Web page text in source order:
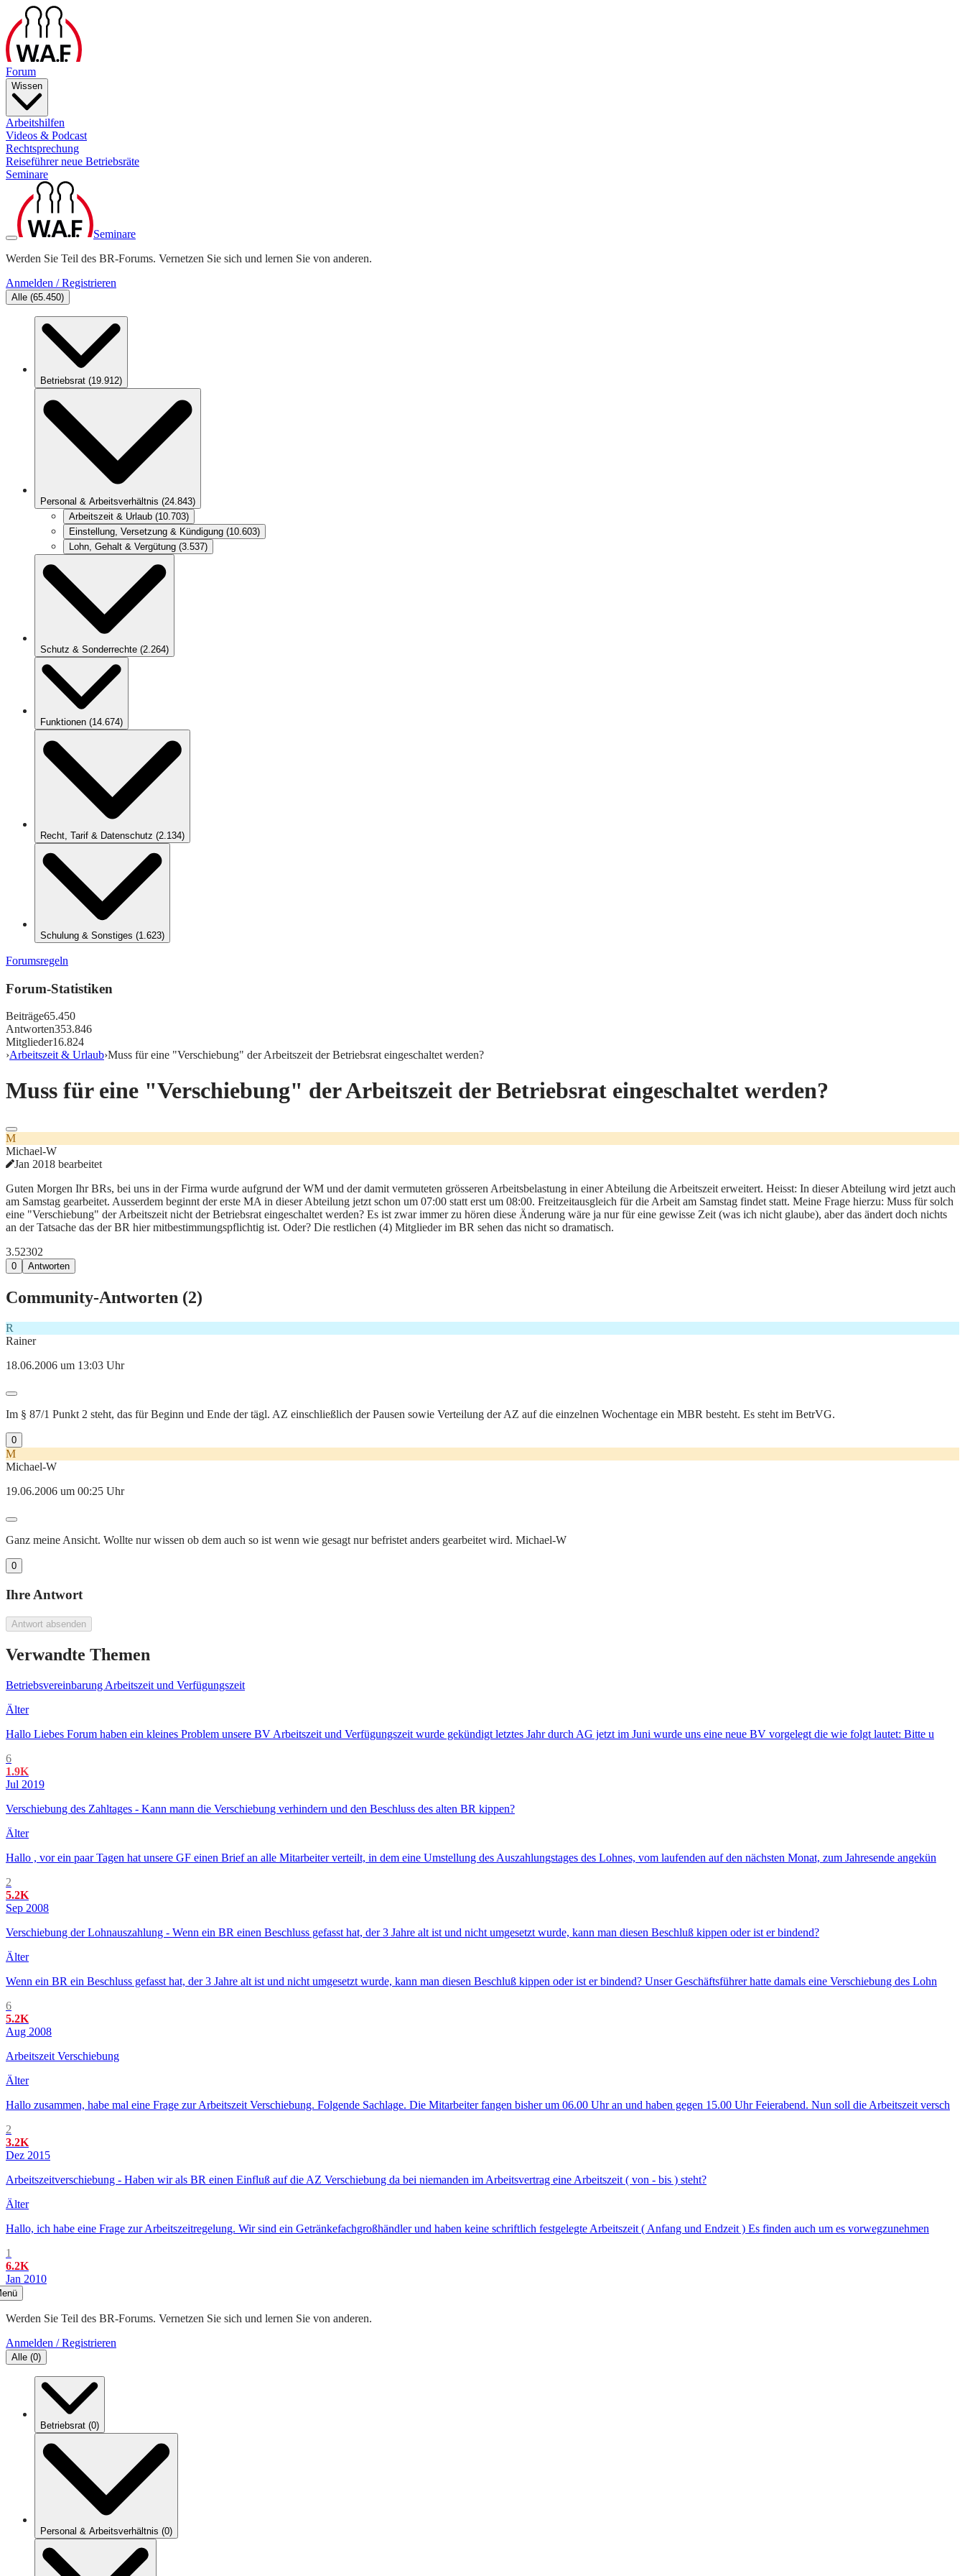
Forum
Wissen
Arbeitshilfen
Videos & Podcast
Rechtsprechung
Reiseführer neue Betriebsräte
Seminare
Seminare
Werden Sie Teil des BR-Forums. Vernetzen Sie sich und lernen Sie von anderen.
Anmelden / Registrieren
Alle (65.450)
Betriebsrat (19.912)
Personal & Arbeitsverhältnis (24.843)
Arbeitszeit & Urlaub (10.703)
Einstellung, Versetzung & Kündigung (10.603)
Lohn, Gehalt & Vergütung (3.537)
Schutz & Sonderrechte (2.264)
Funktionen (14.674)
Recht, Tarif & Datenschutz (2.134)
Schulung & Sonstiges (1.623)
Forumsregeln
Forum-Statistiken
Beiträge65.450
Antworten353.846
Mitglieder16.824
›Arbeitszeit & Urlaub›Muss für eine "Verschiebung" der Arbeitszeit der Betriebsrat eingeschaltet werden?
Muss für eine "Verschiebung" der Arbeitszeit der Betriebsrat eingeschaltet werden?
M
Michael-W
Jan 2018 bearbeitet
Guten Morgen Ihr BRs, bei uns in der Firma wurde aufgrund der WM und der damit vermuteten grösseren Arbeitsbelastung in einer Abteilung die Arbeitszeit erweitert. Heisst: In dieser Abteilung wird jetzt auch
am Samstag gearbeitet. Ausserdem beginnt der erste MA in dieser Abteilung jetzt schon um 07:00 statt erst um 08:00. Freitzeitausgleich für die Arbeit am Samstag findet statt. Meine Frage hierzu: Muss für solch
eine "Verschiebung" der Arbeitszeit nicht der Betriebsrat eingeschaltet werden? Es ist zwar immer zu hören diese Änderung wäre ja nur für eine gewisse Zeit (was ich nicht glaube), aber das ändert doch nichts
an der Tatsache das der BR hier mitbestimmungspflichtig ist. Oder? Die restlichen (4) Mitglieder im BR sehen das nicht so dramatisch.
3.52302
0 Antworten
Community-Antworten (2)
R
Rainer
18.06.2006 um 13:03 Uhr
Im § 87/1 Punkt 2 steht, das für Beginn und Ende der tägl. AZ einschließlich der Pausen sowie Verteilung der AZ auf die einzelnen Wochentage ein MBR besteht. Es steht im BetrVG.
0
M
Michael-W
19.06.2006 um 00:25 Uhr
Ganz meine Ansicht. Wollte nur wissen ob dem auch so ist wenn wie gesagt nur befristet anders gearbeitet wird. Michael-W
0
Ihre Antwort
Antwort absenden
Verwandte Themen
Betriebsvereinbarung Arbeitszeit und Verfügungszeit
Älter
Hallo Liebes Forum haben ein kleines Problem unsere BV Arbeitszeit und Verfügungszeit wurde gekündigt letztes Jahr durch AG jetzt im Juni wurde uns eine neue BV vorgelegt die wie folgt lautet: Bitte u
6
1.9K
Jul 2019
Verschiebung des Zahltages - Kann mann die Verschiebung verhindern und den Beschluss des alten BR kippen?
Älter
Hallo , vor ein paar Tagen hat unsere GF einen Brief an alle Mitarbeiter verteilt, in dem eine Umstellung des Auszahlungstages des Lohnes, vom laufenden auf den nächsten Monat, zum Jahresende angekün
2
5.2K
Sep 2008
Verschiebung der Lohnauszahlung - Wenn ein BR einen Beschluss gefasst hat, der 3 Jahre alt ist und nicht umgesetzt wurde, kann man diesen Beschluß kippen oder ist er bindend?
Älter
Wenn ein BR ein Beschluss gefasst hat, der 3 Jahre alt ist und nicht umgesetzt wurde, kann man diesen Beschluß kippen oder ist er bindend? Unser Geschäftsführer hatte damals eine Verschiebung des Lohn
6
5.2K
Aug 2008
Arbeitszeit Verschiebung
Älter
Hallo zusammen, habe mal eine Frage zur Arbeitszeit Verschiebung. Folgende Sachlage. Die Mitarbeiter fangen bisher um 06.00 Uhr an und haben gegen 15.00 Uhr Feierabend. Nun soll die Arbeitszeit versch
2
3.2K
Dez 2015
Arbeitszeitverschiebung - Haben wir als BR einen Einfluß auf die AZ Verschiebung da bei niemanden im Arbeitsvertrag eine Arbeitszeit ( von - bis ) steht?
Älter
Hallo, ich habe eine Frage zur Arbeitszeitregelung. Wir sind ein Getränkefachgroßhändler und haben keine schriftlich festgelegte Arbeitszeit ( Anfang und Endzeit ) Es finden auch um es vorwegzunehmen
1
6.2K
Jan 2010
Werden Sie Teil des BR-Forums. Vernetzen Sie sich und lernen Sie von anderen.
Anmelden / Registrieren
Alle (0)
Betriebsrat (0)
Personal & Arbeitsverhältnis (0)